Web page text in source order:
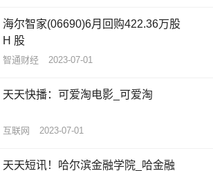
海尔智家(06690)6月回购422.36万股
H 股
智通财经 2023-07-01
天天快播：可爱淘电影_可爱淘
互联网 2023-07-01
天天短讯！哈尔滨金融学院_哈金融